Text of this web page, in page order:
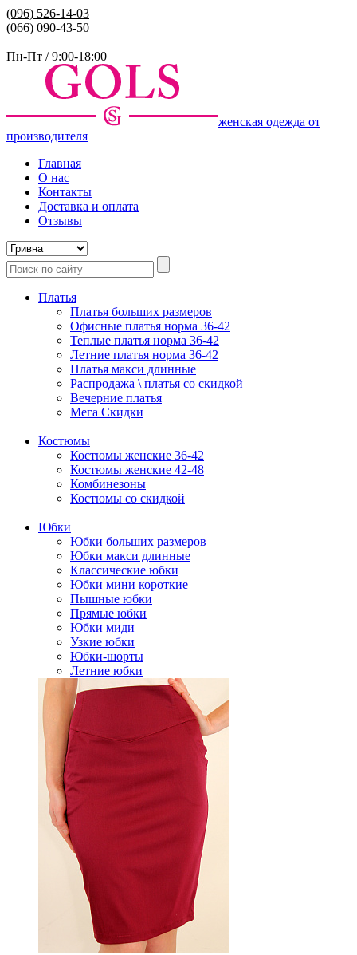
(096) 526-14-03
(066) 090-43-50
Пн-Пт / 9:00-18:00
женская одежда от
производителя
Главная
О нас
Контакты
Доставка и оплата
Отзывы
Платья
Платья больших размеров
Офисные платья норма 36-42
Теплые платья норма 36-42
Летние платья норма 36-42
Платья макси длинные
Распродажа \ платья со скидкой
Вечерние платья
Мега Скидки
Костюмы
Костюмы женские 36-42
Костюмы женские 42-48
Комбинезоны
Костюмы со скидкой
Юбки
Юбки больших размеров
Юбки макси длинные
Классические юбки
Юбки мини короткие
Пышные юбки
Прямые юбки
Юбки миди
Узкие юбки
Юбки-шорты
Летние юбки